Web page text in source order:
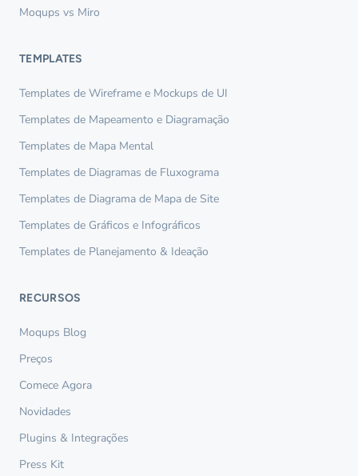
Moqups vs Miro
TEMPLATES
Templates de Wireframe e Mockups de UI
Templates de Mapeamento e Diagramação
Templates de Mapa Mental
Templates de Diagramas de Fluxograma
Templates de Diagrama de Mapa de Site
Templates de Gráficos e Infográficos
Templates de Planejamento & Ideação
RECURSOS
Moqups Blog
Preços
Comece Agora
Novidades
Plugins & Integrações
Press Kit